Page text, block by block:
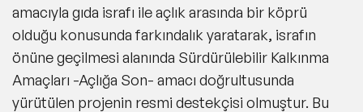
amacıyla gıda israfı ile açlık arasında bir köprü
olduğu konusunda farkındalık yaratarak, israfın
önüne geçilmesi alanında Sürdürülebilir Kalkınma
Amaçları -Açlığa Son- amacı doğrultusunda
yürütülen projenin resmi destekçisi olmuştur. Bu